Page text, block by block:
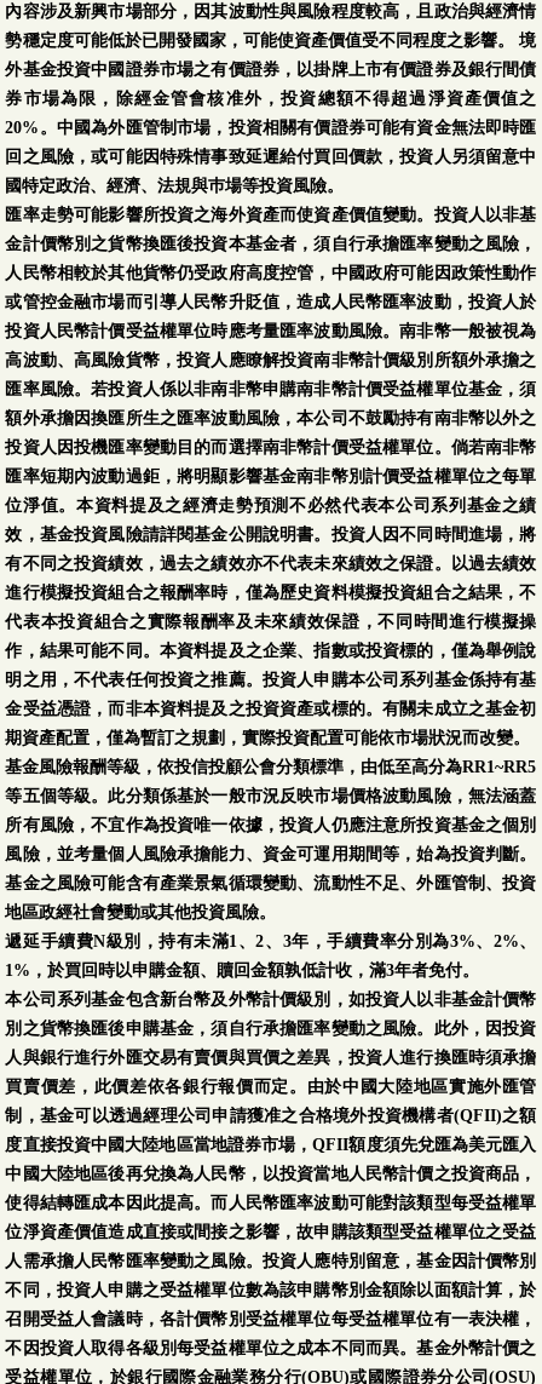
內容涉及新興市場部分，因其波動性與風險程度較高，且政治與經濟情
勢穩定度可能低於已開發國家，可能使資產價值受不同程度之影響。 境
外基金投資中國證券市場之有價證券，以掛牌上市有價證券及銀行間債
券市場為限，除經金管會核准外，投資總額不得超過淨資產價值之
20%。中國為外匯管制市場，投資相關有價證券可能有資金無法即時匯
回之風險，或可能因特殊情事致延遲給付買回價款，投資人另須留意中
國特定政治、經濟、法規與巿場等投資風險。
匯率走勢可能影響所投資之海外資產而使資產價值變動。投資人以非基
金計價幣別之貨幣換匯後投資本基金者，須自行承擔匯率變動之風險，
人民幣相較於其他貨幣仍受政府高度控管，中國政府可能因政策性動作
或管控金融市場而引導人民幣升貶值，造成人民幣匯率波動，投資人於
投資人民幣計價受益權單位時應考量匯率波動風險。南非幣一般被視為
高波動、高風險貨幣，投資人應瞭解投資南非幣計價級別所額外承擔之
匯率風險。若投資人係以非南非幣申購南非幣計價受益權單位基金，須
額外承擔因換匯所生之匯率波動風險，本公司不鼓勵持有南非幣以外之
投資人因投機匯率變動目的而選擇南非幣計價受益權單位。倘若南非幣
匯率短期內波動過鉅，將明顯影響基金南非幣別計價受益權單位之每單
位淨值。本資料提及之經濟走勢預測不必然代表本公司系列基金之績
效，基金投資風險請詳閱基金公開說明書。投資人因不同時間進場，將
有不同之投資績效，過去之績效亦不代表未來績效之保證。以過去績效
進行模擬投資組合之報酬率時，僅為歷史資料模擬投資組合之結果，不
代表本投資組合之實際報酬率及未來績效保證，不同時間進行模擬操
作，結果可能不同。本資料提及之企業、指數或投資標的，僅為舉例說
明之用，不代表任何投資之推薦。投資人申購本公司系列基金係持有基
金受益憑證，而非本資料提及之投資資產或標的。有關未成立之基金初
期資產配置，僅為暫訂之規劃，實際投資配置可能依市場狀況而改變。
基金風險報酬等級，依投信投顧公會分類標準，由低至高分為RR1~RR5
等五個等級。此分類係基於一般市況反映市場價格波動風險，無法涵蓋
所有風險，不宜作為投資唯一依據，投資人仍應注意所投資基金之個別
風險，並考量個人風險承擔能力、資金可運用期間等，始為投資判斷。
基金之風險可能含有產業景氣循環變動、流動性不足、外匯管制、投資
地區政經社會變動或其他投資風險。
遞延手續費N級別，持有未滿1、2、3年，手續費率分別為3%、2%、
1%，於買回時以申購金額、贖回金額孰低計收，滿3年者免付。
本公司系列基金包含新台幣及外幣計價級別，如投資人以非基金計價幣
別之貨幣換匯後申購基金，須自行承擔匯率變動之風險。此外，因投資
人與銀行進行外匯交易有賣價與買價之差異，投資人進行換匯時須承擔
買賣價差，此價差依各銀行報價而定。由於中國大陸地區實施外匯管
制，基金可以透過經理公司申請獲准之合格境外投資機構者(QFII)之額
度直接投資中國大陸地區當地證券市場，QFII額度須先兌匯為美元匯入
中國大陸地區後再兌換為人民幣，以投資當地人民幣計價之投資商品，
使得結轉匯成本因此提高。而人民幣匯率波動可能對該類型每受益權單
位淨資產價值造成直接或間接之影響，故申購該類型受益權單位之受益
人需承擔人民幣匯率變動之風險。投資人應特別留意，基金因計價幣別
不同，投資人申購之受益權單位數為該申購幣別金額除以面額計算，於
召開受益人會議時，各計價幣別受益權單位每受益權單位有一表決權，
不因投資人取得各級別每受益權單位之成本不同而異。基金外幣計價之
受益權單位，於銀行國際金融業務分行(OBU)或國際證券分公司(OSU)